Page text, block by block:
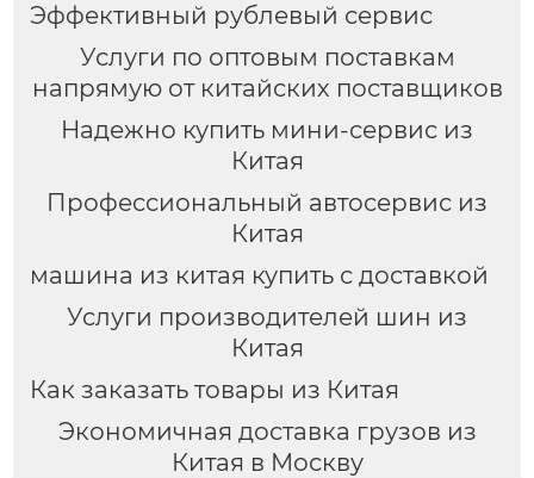
Эффективный рублевый сервис
Услуги по оптовым поставкам
напрямую от китайских поставщиков
Надежно купить мини-сервис из
Китая
Профессиональный автосервис из
Китая
машина из китая купить с доставкой
Услуги производителей шин из
Китая
Как заказать товары из Китая
Экономичная доставка грузов из
Китая в Москву